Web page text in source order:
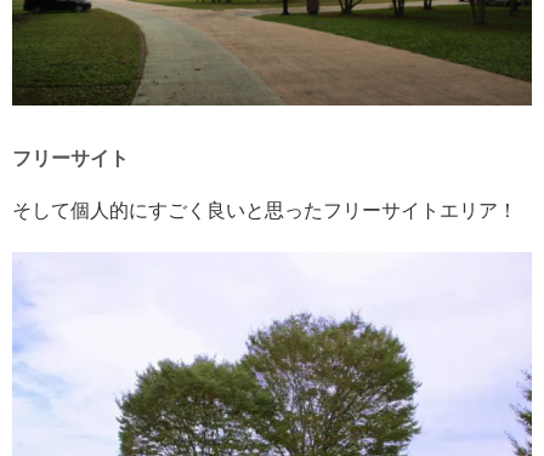
フリーサイト
そして個人的にすごく良いと思ったフリーサイトエリア！